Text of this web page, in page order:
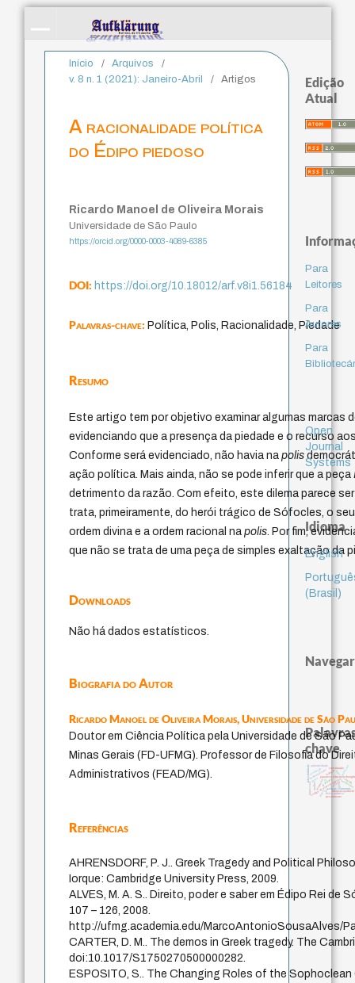
Início / Arquivos
/
v. 8 n. 1 (2021): Janeiro-Abril
/ Artigos
A racionalidade política
do Édipo piedoso
Ricardo Manoel de Oliveira Morais
Universidade de São Paulo
https://orcid.org/0000-0003-4089-6385
DOI:https://doi.org/10.18012/arf.v8i1.56184
Palavras-chave:Política, Polis, Racionalidade, Piedade
Resumo
Este artigo tem por objetivo examinar algumas
evidenciando que a presença da piedade e o recurso
Conforme será evidenciado, não havia napolis
ação política. Mais ainda, não se pode inferir que a peça
detrimento da razão. Com efeito, este dilema parece
trata, primeiramente, do herói trágico de Sófocles, o
ordem divina e a ordem racional napolis. Por fim,
que não se trata de uma peça de simples exaltação da
Downloads
Não há dados estatísticos.
Biografia do Autor
Ricardo Manoel de Oliveira Morais,Universidade de São
Doutor em Ciência Política pela Universidade de São
Minas Gerais (FD-UFMG). Professor de Filosofia do
Administrativos (FEAD/MG).
Referências
AHRENSDORF, P. J.. Greek Tragedy and Political
Iorque: Cambridge University Press, 2009.
ALVES, M. A. S.. Direito, poder e saber em Édipo Rei
107 – 126, 2008.
http://ufmg.academia.edu/MarcoAntonioSousaAlves/
CARTER, D. M.. The demos in Greek tragedy. The
doi:10.1017/S1750270500000282.
ESPOSITO, S.. The Changing Roles of the
Edição
Atual
Para
Leitores
Para
Autores
Para
Open
Journal
Systems
Idioma
English
(Brasil)
Navegar
chave
immanuel kantjapanese education
código da dinastia nguyen
gosto
juízo
sensus communis
formação
fukuzawa yukichi
redução
mulher popper
falseabilidade
carnap
constituição
totalização
nome
física quântica
judaísmo
revelação
autenticidade
impessoal
pessimismo
ren
ética.
yi
li
sentido